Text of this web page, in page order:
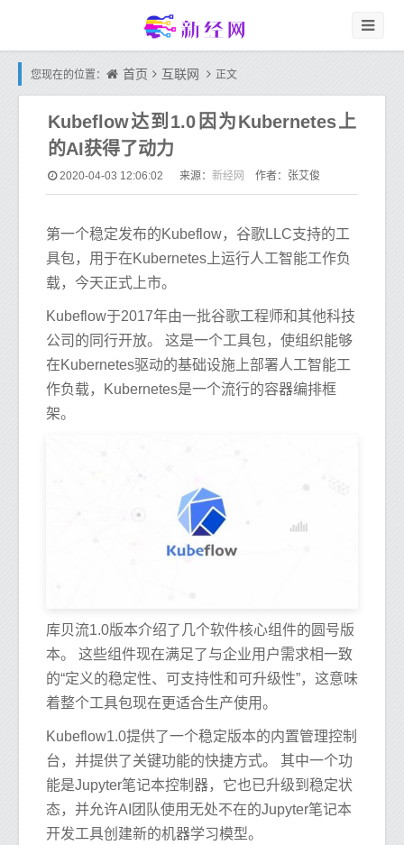
您现在的位置： 首页 互联网 正文
Kubeflow达到1.0因为Kubernetes上
的AI获得了动力
2020-04-03 12:06:02 来源： 新经网 作者：张艾俊
第一个稳定发布的Kubeflow，谷歌LLC支持的工
具包，用于在Kubernetes上运行人工智能工作负
载，今天正式上市。
Kubeflow于2017年由一批谷歌工程师和其他科技
公司的同行开放。 这是一个工具包，使组织能够
在Kubernetes驱动的基础设施上部署人工智能工
作负载，Kubernetes是一个流行的容器编排框
架。
库贝流1.0版本介绍了几个软件核心组件的圆号版
本。 这些组件现在满足了与企业用户需求相一致
的“定义的稳定性、可支持性和可升级性”，这意味
着整个工具包现在更适合生产使用。
Kubeflow1.0提供了一个稳定版本的内置管理控制
台，并提供了关键功能的快捷方式。 其中一个功
能是Jupyter笔记本控制器，它也已升级到稳定状
态，并允许AI团队使用无处不在的Jupyter笔记本
开发工具创建新的机器学习模型。